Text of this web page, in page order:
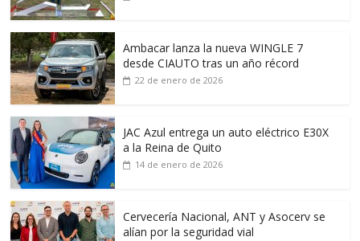
Ambacar lanza la nueva WINGLE 7
desde CIAUTO tras un año récord
22 de enero de 2026
JAC Azul entrega un auto eléctrico E30X
a la Reina de Quito
14 de enero de 2026
Cervecería Nacional, ANT y Asocerv se
alían por la seguridad vial